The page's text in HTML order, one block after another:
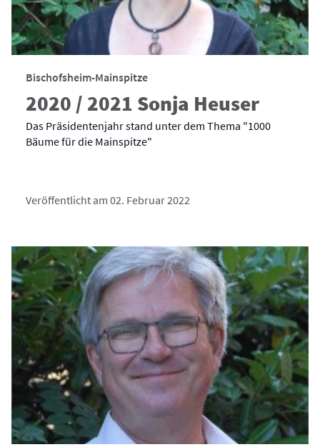
Bischofsheim-Mainspitze
2020 / 2021 Sonja Heuser
Das Präsidentenjahr stand unter dem Thema "1000
Bäume für die Mainspitze"
Veröffentlicht am 02. Februar 2022